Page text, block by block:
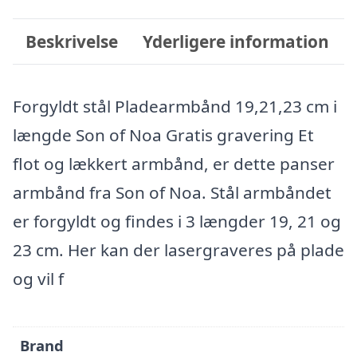
Beskrivelse Yderligere information
Forgyldt stål Pladearmbånd 19,21,23 cm i
længde Son of Noa Gratis gravering Et
flot og lækkert armbånd, er dette panser
armbånd fra Son of Noa. Stål armbåndet
er forgyldt og findes i 3 længder 19, 21 og
23 cm. Her kan der lasergraveres på plade
og vil f
Brand